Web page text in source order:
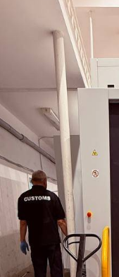
Интерактивна карта
достъп до водните
Черноморието
06.08.2026г.
Русия е понесла
фронта през юли –
въоръжени сили
Русия и Украйна
Нови две кули са
археологическите
средновековния град
Бургас 06.08.2026г.
Ансамбъл "Мездра"
достойно България